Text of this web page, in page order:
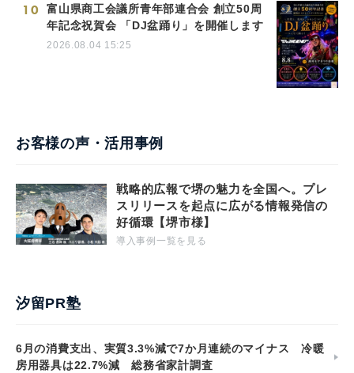
10
富山県商工会議所青年部連合会 創立50周
年記念祝賀会 「DJ盆踊り」を開催します
2026.08.04 15:25
お客様の声・活用事例
戦略的広報で堺の魅力を全国へ。プレ
スリリースを起点に広がる情報発信の
好循環【堺市様】
導入事例一覧を見る
汐留PR塾
6月の消費支出、実質3.3%減で7か月連続のマイナス 冷暖
房用器具は22.7%減 総務省家計調査